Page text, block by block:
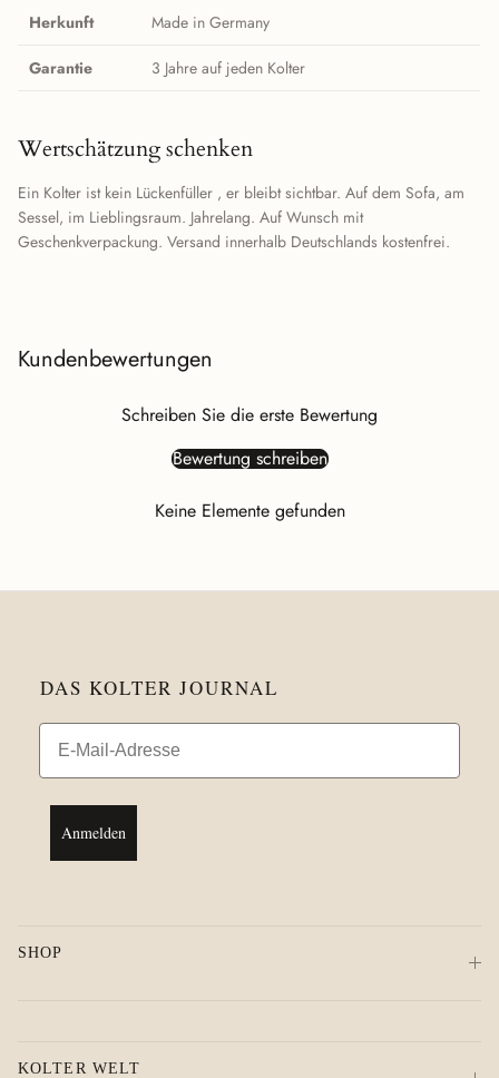
Herkunft Made in Germany
Garantie 3 Jahre auf jeden Kolter
Wertschätzung schenken
Ein Kolter ist kein Lückenfüller , er bleibt sichtbar. Auf dem Sofa, am
Sessel, im Lieblingsraum. Jahrelang. Auf Wunsch mit
Geschenkverpackung. Versand innerhalb Deutschlands kostenfrei.
Kundenbewertungen
Schreiben Sie die erste Bewertung
Bewertung schreiben
Keine Elemente gefunden
DAS KOLTER JOURNAL
Email
Anmelden
SHOP
KOLTER WELT